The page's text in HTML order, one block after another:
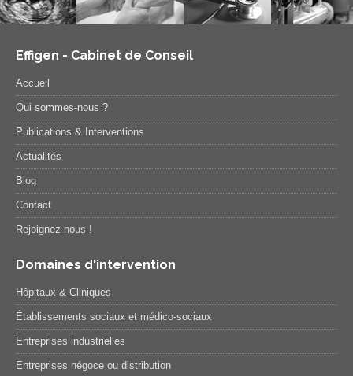
Effigen - Cabinet de Conseil
Accueil
Qui sommes-nous ?
Publications & Interventions
Actualités
Blog
Contact
Rejoignez nous !
Domaines d'intervention
Hôpitaux & Cliniques
Établissements sociaux et médico-sociaux
Entreprises industrielles
Entreprises négoce ou distribution